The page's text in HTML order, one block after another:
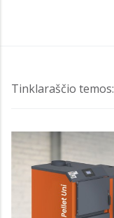
Tinklaraščio temos: